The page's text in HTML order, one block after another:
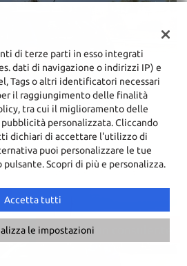
Contatta un consulente
di terze parti in esso integrati
dati di navigazione o indirizzi IP) e
Tags o altri identificatori necessari
il raggiungimento delle finalità
tra cui il miglioramento delle
personalizzata. Cliccando
dichiari di accettare l'utilizzo di
puoi personalizzare le tue
Scopri di più e personalizza.
Accetta tutti
le impostazioni